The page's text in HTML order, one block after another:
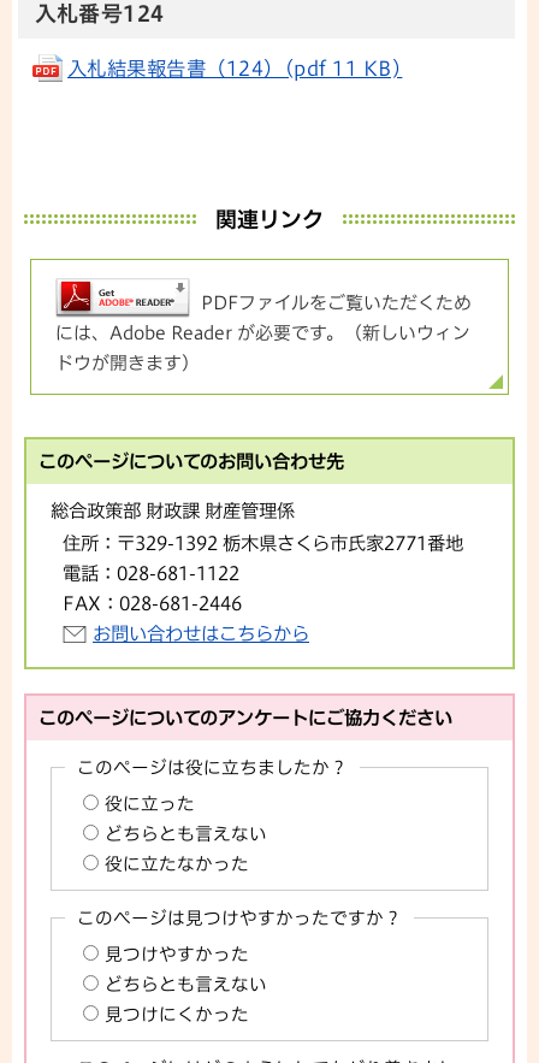
入札番号124
入札結果報告書（124）(pdf 11 KB)
関連リンク
PDFファイルをご覧いただくため
には、Adobe Reader が必要です。（新しいウィン
ドウが開きます）
このページについてのお問い合わせ先
総合政策部 財政課 財産管理係
住所： 〒329-1392 栃木県さくら市氏家2771番地
電話： 028-681-1122
FAX： 028-681-2446
お問い合わせはこちらから
このページについてのアンケートにご協力ください
このページは役に立ちましたか？
役に立った
どちらとも言えない
役に立たなかった
このページは見つけやすかったですか？
見つけやすかった
どちらとも言えない
見つけにくかった